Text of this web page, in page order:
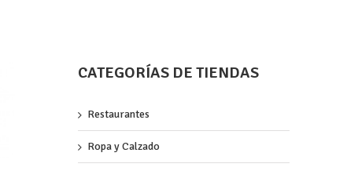
CATEGORÍAS DE TIENDAS
Restaurantes
Ropa y Calzado